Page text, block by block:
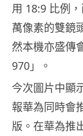
用 18:9 比例
萬像素的雙鏡
然本機亦盛傳
970」。
今次圖片中顯
報華為同時會
版。在華為推